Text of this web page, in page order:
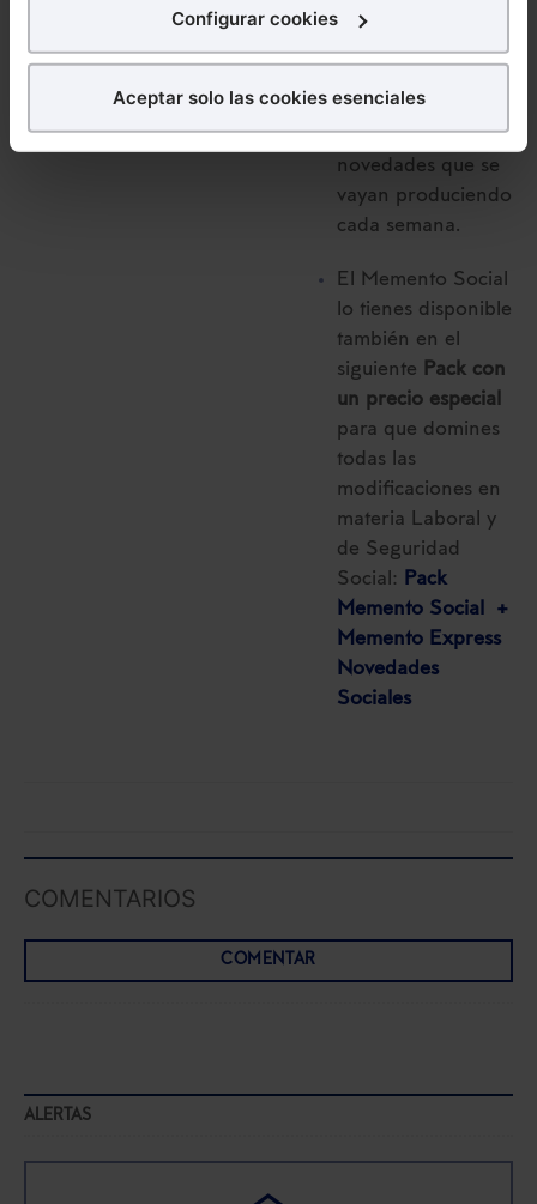
¿Qué puedes hacer?
en la web sea óptima
aceptar solo las esencialespara denegar
todas las cookies excepto aquellas imprescindibles.
las cookies y
navegador. Si no seleccionas ninguna utilizaremos
las que sean indispensables para la navegación.
Configurar cookies
Aceptar solo las cookies esenciales
marginal del
Memento ha sido
servicio de
vía e-mailcon las
novedades que se
vayan produciendo
cada semana.
El Memento Social
lo tienes disponible
también en el
siguiente Pack con
un precio especial
para que domines
todas las
modificaciones en
materia Laboral y
de Seguridad
Social: Pack
Memento Social +
Memento Express
Novedades
Sociales
COMENTARIOS
COMENTAR
ALERTAS